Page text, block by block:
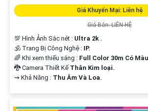
Giá Khuyến Mại: Liên hệ
Giá Bán: LIÊN HỆ
💯 Hình Ảnh Sắc nét : Ultra 2k .
🕉️ Trang Bị Công Nghệ : IP.
🌈 Khi xem thiếu sáng : Full Color 30m Có
🐉️ Camera Thiết Kế Thân Kim loại.
️⇝ Khả Năng : Thu Âm Và Loa.